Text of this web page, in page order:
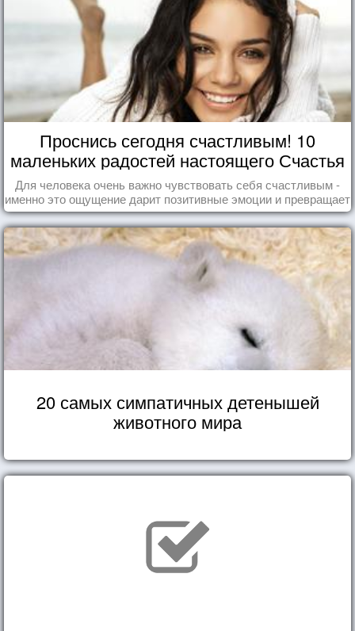
Проснись сегодня счастливым! 10
маленьких радостей настоящего Счастья
Для человека очень важно чувствовать себя счастливым -
именно это ощущение дарит позитивные эмоции и превращает
каждый день в маленький праздник.
20 самых симпатичных детенышей
животного мира